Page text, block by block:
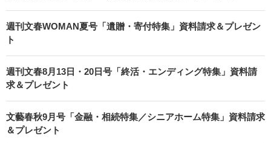
週刊文春WOMAN夏号「遺贈・寄付特集」資料請求＆プレゼン
ト
週刊文春8月13日・20日号「終活・エンディング特集」資料請
求＆プレゼント
文藝春秋9月号「金融・相続特集／シニアホーム特集」資料請求
＆プレゼント